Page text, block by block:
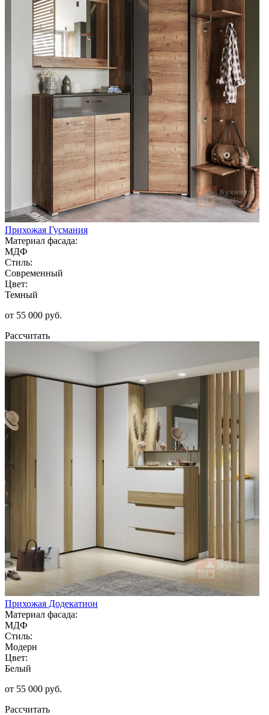
Прихожая Гусмания
Материал фасада:
МДФ
Стиль:
Современный
Цвет:
Темный
от 55 000 руб.
Рассчитать
Прихожая Додекатион
Материал фасада:
МДФ
Стиль:
Модерн
Цвет:
Белый
от 55 000 руб.
Рассчитать